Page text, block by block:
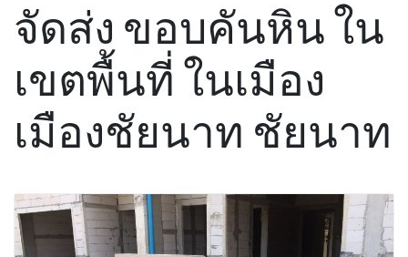
จัดส่ง ขอบคันหิน ใน
เขตพื้นที่ ในเมือง
เมืองชัยนาท ชัยนาท